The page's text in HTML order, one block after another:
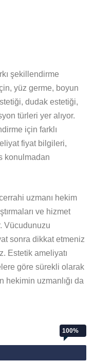
şekillendirme
yüz germe, boyun
dudak estetiği,
türleri yer alıyor.
için farklı
fiyat bilgileri,
konulmadan
uzmanı hekim
ve hizmet
Vücudunuzu
sonra dikkat etmeniz
Estetik ameliyatı
göre sürekli olarak
uzmanlığı da
100%